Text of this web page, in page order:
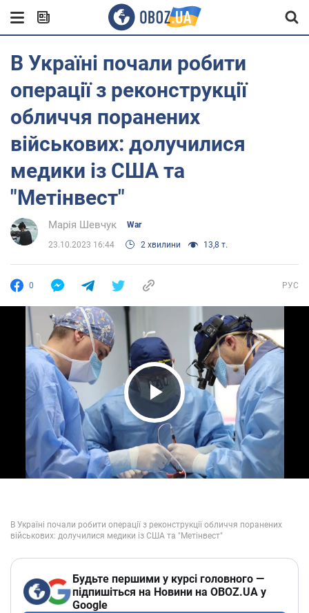
В Україні почали робити
операції з реконструкції
обличчя поранених
військових: долучилися
медики із США та
"Метінвест"
Марія Шевчук War
23.10.2023 16:44 2 хвилини 13,8 т.
0 РУС
Play Video
Будьте першими у курсі головного —
підпишіться на Новини на OBOZ.UA у
Google